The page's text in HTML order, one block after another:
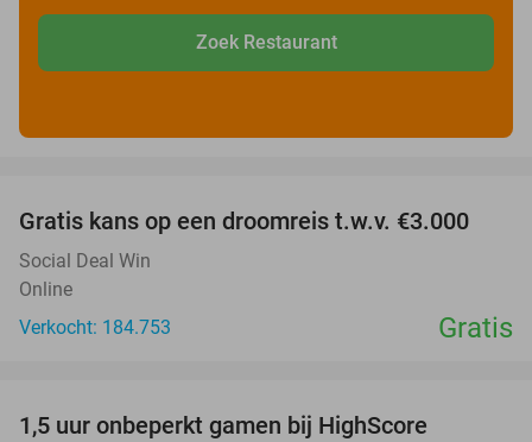
Zoek Restaurant
Gratis kans op een droomreis t.w.v. €3.000
Social Deal Win
Online
Verkocht: 184.753
Gratis
1,5 uur onbeperkt gamen bij HighScore